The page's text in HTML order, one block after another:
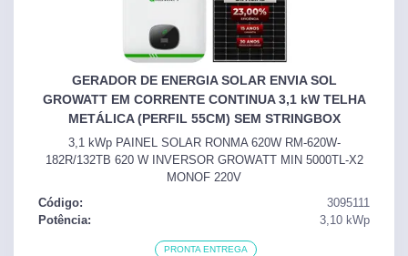
GERADOR DE ENERGIA SOLAR ENVIA SOL
GROWATT EM CORRENTE CONTINUA 3,1 kW TELHA
METÁLICA (PERFIL 55CM) SEM STRINGBOX
3,1 kWp PAINEL SOLAR RONMA 620W RM-620W-
182R/132TB 620 W INVERSOR GROWATT MIN 5000TL-X2
MONOF 220V
Código:
3095111
Potência:
3,10 kWp
PRONTA ENTREGA